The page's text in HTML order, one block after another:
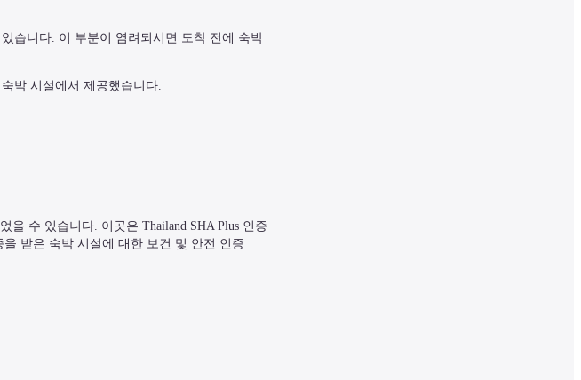
습니다. 이 부분이 염려되시면 도착 전에 숙박
박 시설에서 제공했습니다.
수 있습니다. 이곳은 Thailand SHA Plus 인증
받은 숙박 시설에 대한 보건 및 안전 인증